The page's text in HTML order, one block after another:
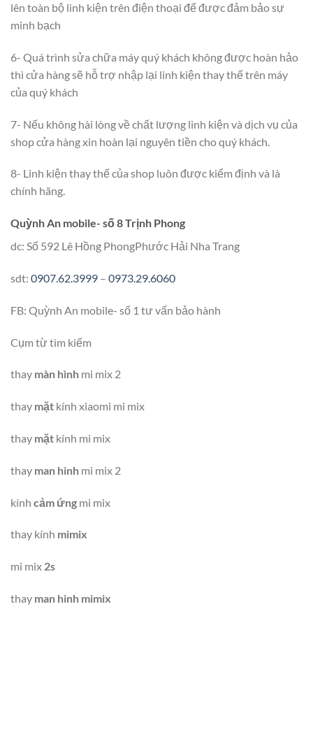
lên toàn bộ linh kiện trên điện thoại để được đảm bảo sự
minh bạch
6- Quá trình sửa chữa máy quý khách không được hoàn hảo
thì cửa hàng sẽ hỗ trợ nhập lại linh kiện thay thế trên máy
của quý khách
7- Nếu không hài lòng về chất lượng linh kiện và dịch vụ của
shop cửa hàng xin hoàn lại nguyên tiền cho quý khách.
8- Linh kiện thay thế của shop luôn được kiểm định và là
chính hãng.
Quỳnh An mobile- số 8 Trịnh Phong
dc: Số 592 Lê Hồng PhongPhước Hải Nha Trang
sdt: 0907.62.3999 – 0973.29.6060
FB: Quỳnh An mobile- số 1 tư vấn bảo hành
Cụm từ tìm kiếm
thay màn hình mi mix 2
thay mặt kính xiaomi mi mix
thay mặt kính mi mix
thay man hinh mi mix 2
kính cảm ứng mi mix
thay kính mimix
mi mix 2s
thay man hinh mimix